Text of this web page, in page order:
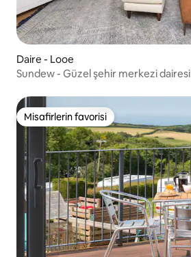
Daire - Looe
Sundew - Güzel şehir merkezi dairesi
Misafirlerin favorisi
Misafirlerin favorisi